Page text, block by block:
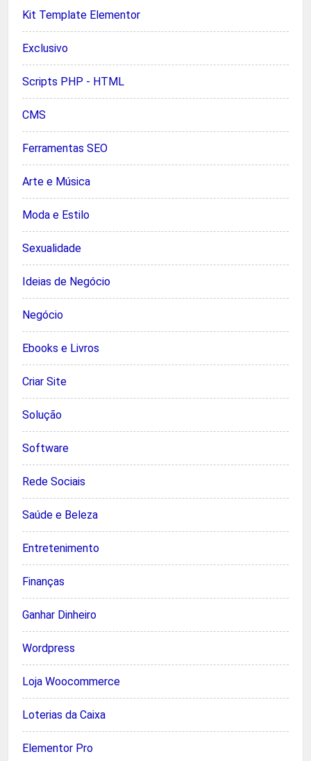
Kit Template Elementor
Exclusivo
Scripts PHP - HTML
CMS
Ferramentas SEO
Arte e Música
Moda e Estilo
Sexualidade
Ideias de Negócio
Negócio
Ebooks e Livros
Criar Site
Solução
Software
Rede Sociais
Saúde e Beleza
Entretenimento
Finanças
Ganhar Dinheiro
Wordpress
Loja Woocommerce
Loterias da Caixa
Elementor Pro